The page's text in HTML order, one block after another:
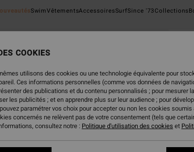
SwimVêtementsAccessoiresSurfSince '73Collections
COOKIES
utilisons des cookies ou une technologie équivalente pour
Ces informations personnelles (comme vos données de
des publications et du contenu personnalisés ; pour mesurer
les publicités ; et en apprendre plus sur leur audience ; pour
paramétrer vos choix pour accepter ou non les cookies
concernés ne relèvent pas de votre consentement (tels que
consultez notre : Politique d'utilisation des cookies et